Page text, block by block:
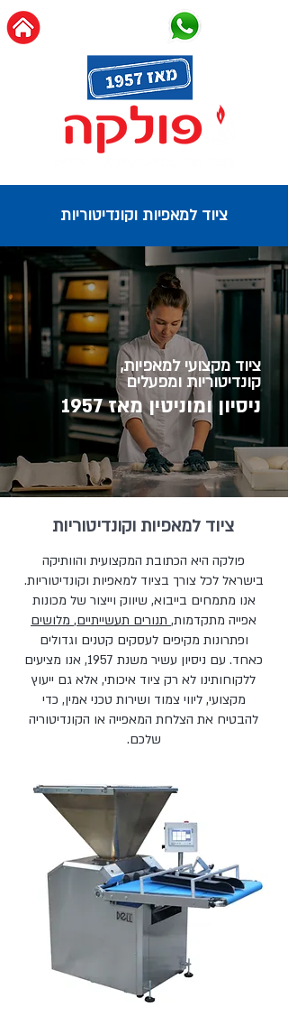
ציוד מקצועי למאפיות,
קונדיטוריות ומפעלים
ניסיון ומוניטין מאז 1957
ציוד למאפיות וקונדיטוריות
פולקה היא הכתובת המקצועית והוותיקה
בישראל לכל צורך בציוד למאפיות וקונדיטוריות.
אנו מתמחים בייבוא, שיווק וייצור של מכונות
אפייה מתקדמות, תנורים תעשייתיים, מלושים
ופתרונות מקיפים לעסקים קטנים וגדולים
כאחד. עם ניסיון עשיר משנת 1957, אנו מציעים
ללקוחותינו לא רק ציוד איכותי, אלא גם ייעוץ
מקצועי, ליווי צמוד ושירות טכני אמין, כדי
להבטיח את הצלחת המאפייה או הקונדיטוריה
שלכם.